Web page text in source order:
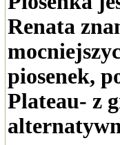
Renata
piosenek,
Plateau- z